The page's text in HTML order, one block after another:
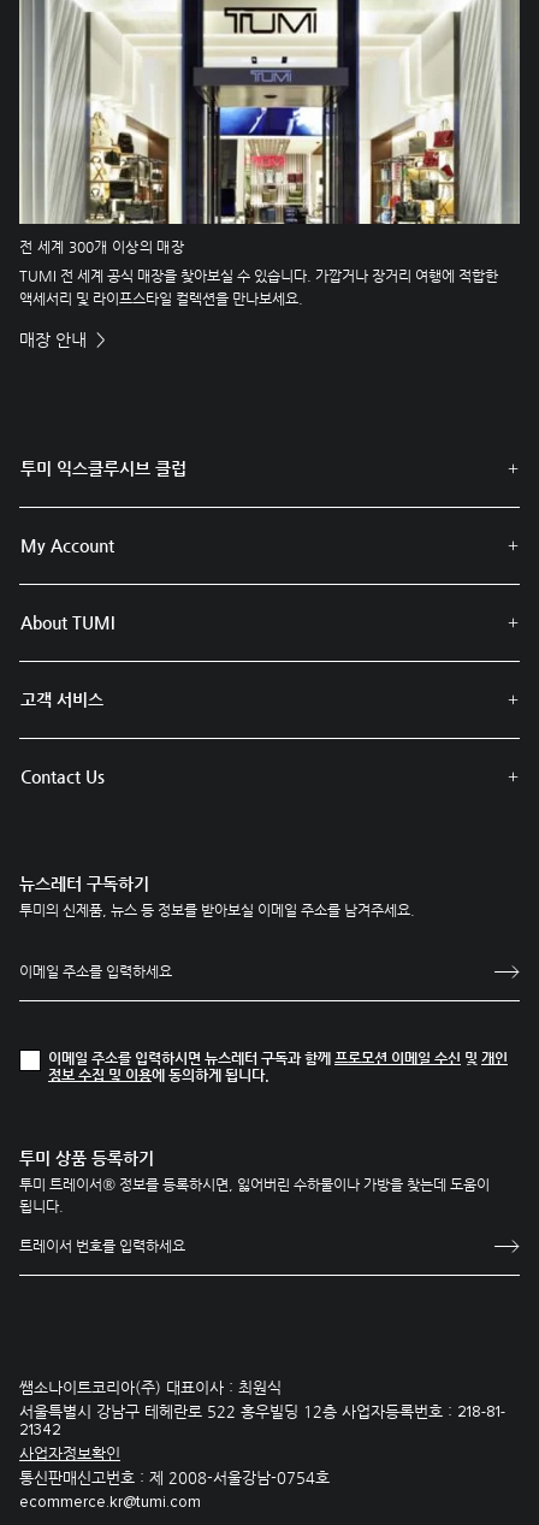
전 세계 300개 이상의 매장
TUMI 전 세계 공식 매장을 찾아보실 수 있습니다. 가깝거나 장거리 여행에 적합한
액세서리 및 라이프스타일 컬렉션을 만나보세요.
매장 안내
투미 익스클루시브 클럽
My Account
About TUMI
고객 서비스
Contact Us
뉴스레터 구독하기
투미의 신제품, 뉴스 등 정보를 받아보실 이메일 주소를 남겨주세요.
이메일 주소를 입력하시면 뉴스레터 구독과 함께 프로모션 이메일 수신 및 개인
정보 수집 및 이용에 동의하게 됩니다.
투미 상품 등록하기
투미 트레이서® 정보를 등록하시면, 잃어버린 수하물이나 가방을 찾는데 도움이
됩니다.
쌤소나이트코리아(주) 대표이사 : 최원식
서울특별시 강남구 테헤란로 522 홍우빌딩 12층 사업자등록번호 : 218-81-
21342
사업자정보확인
통신판매신고번호 : 제 2008-서울강남-0754호
ecommerce.kr@tumi.com